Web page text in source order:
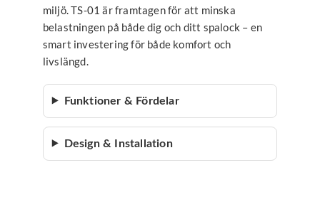
miljö. TS-01 är framtagen för att minska
belastningen på både dig och ditt spalock – en
smart investering för både komfort och
livslängd.
Funktioner & Fördelar
Design & Installation